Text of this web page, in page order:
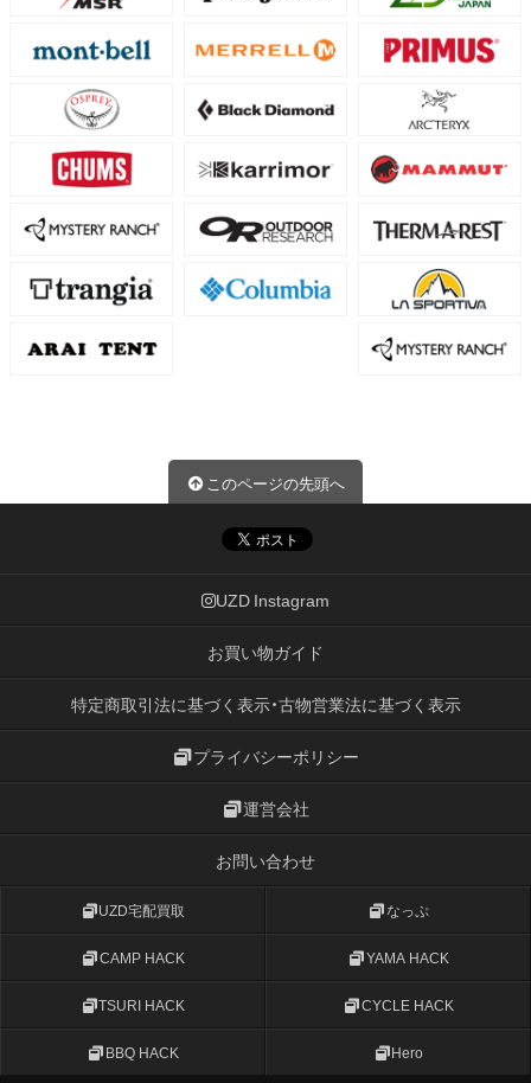
このページの先頭へ
UZD Instagram
お買い物ガイド
特定商取引法に基づく表示・古物営業法に基づく表示
プライバシーポリシー
運営会社
お問い合わせ
UZD宅配買取 なっぷ
CAMP HACK YAMA HACK
TSURI HACK CYCLE HACK
BBQ HACK Hero